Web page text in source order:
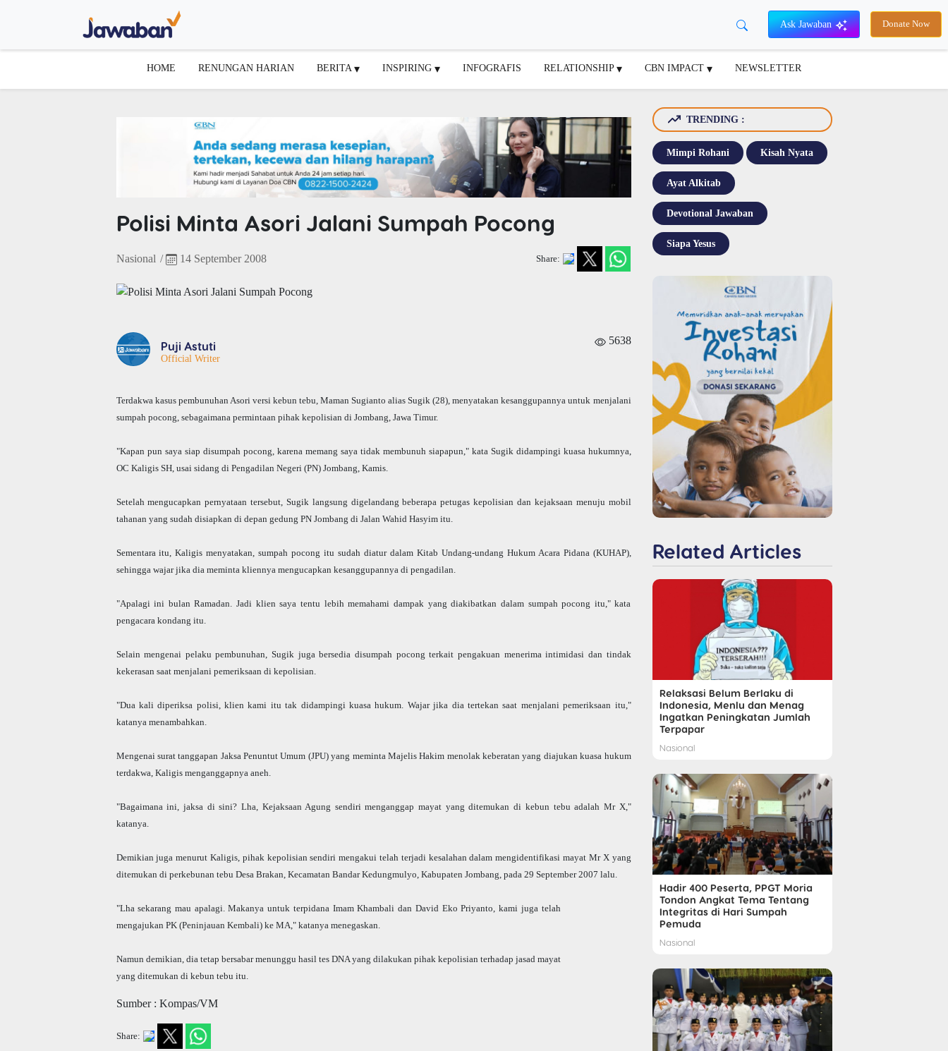
Ask Jawaban Donate Now
HOME RENUNGAN HARIAN BERITA INSPIRING INFOGRAFIS RELATIONSHIP CBN IMPACT NEWSLETTER
Polisi Minta Asori Jalani Sumpah Pocong
Nasional / 14 September 2008 Share:
Puji Astuti
Official Writer
5638
Terdakwa kasus pembunuhan Asori versi kebun tebu, Maman Sugianto alias Sugik (28), menyatakan kesanggupannya untuk menjalani
sumpah pocong, sebagaimana permintaan pihak kepolisian di Jombang, Jawa Timur.
"Kapan pun saya siap disumpah pocong, karena memang saya tidak membunuh siapapun," kata Sugik didampingi kuasa hukumnya,
OC Kaligis SH, usai sidang di Pengadilan Negeri (PN) Jombang, Kamis.
Setelah mengucapkan pernyataan tersebut, Sugik langsung digelandang beberapa petugas kepolisian dan kejaksaan menuju mobil
tahanan yang sudah disiapkan di depan gedung PN Jombang di Jalan Wahid Hasyim itu.
Sementara itu, Kaligis menyatakan, sumpah pocong itu sudah diatur dalam Kitab Undang-undang Hukum Acara Pidana (KUHAP),
sehingga wajar jika dia meminta kliennya mengucapkan kesanggupannya di pengadilan.
"Apalagi ini bulan Ramadan. Jadi klien saya tentu lebih memahami dampak yang diakibatkan dalam sumpah pocong itu," kata
pengacara kondang itu.
Selain mengenai pelaku pembunuhan, Sugik juga bersedia disumpah pocong terkait pengakuan menerima intimidasi dan tindak
kekerasan saat menjalani pemeriksaan di kepolisian.
"Dua kali diperiksa polisi, klien kami itu tak didampingi kuasa hukum. Wajar jika dia tertekan saat menjalani pemeriksaan itu,"
katanya menambahkan.
Mengenai surattanggapan Jaksa Penuntut Umum (JPU) yang meminta Majelis Hakim menolak keberatan yang diajukan kuasa hukum
terdakwa, Kaligis menganggapnya aneh.
"Bagaimana ini, jaksa di sini? Lha, Kejaksaan Agung sendiri menganggap mayat yang ditemukan di kebun tebu adalah Mr X,"
katanya.
Demikian juga menurut Kaligis, pihak kepolisian sendiri mengakui telah terjadi kesalahan dalam mengidentifikasi mayat Mr X yang
ditemukan di perkebunan tebu Desa Brakan, Kecamatan Bandar Kedungmulyo, Kabupaten Jombang, pada 29 September 2007 lalu.
"Lha sekarang mau apalagi. Makanya untuk terpidana Imam Khambali dan David Eko Priyanto, kami juga telah
mengajukan PK (Peninjauan Kembali) ke MA," katanya menegaskan.
Namun demikian, dia tetap bersabar menunggu hasil tes DNA yang dilakukan pihak kepolisian terhadap jasad mayat
yang ditemukan di kebun tebu itu.
Sumber : Kompas/VM
Share:
TRENDING :
Mimpi Rohani Kisah Nyata
Ayat Alkitab
Devotional Jawaban
Siapa Yesus
Related Articles
Relaksasi Belum Berlaku di
Indonesia, Menlu dan Menag
Ingatkan Peningkatan Jumlah
Terpapar
Nasional
Hadir 400 Peserta, PPGT Moria
Tondon Angkat Tema Tentang
Integritas di Hari Sumpah
Pemuda
Nasional